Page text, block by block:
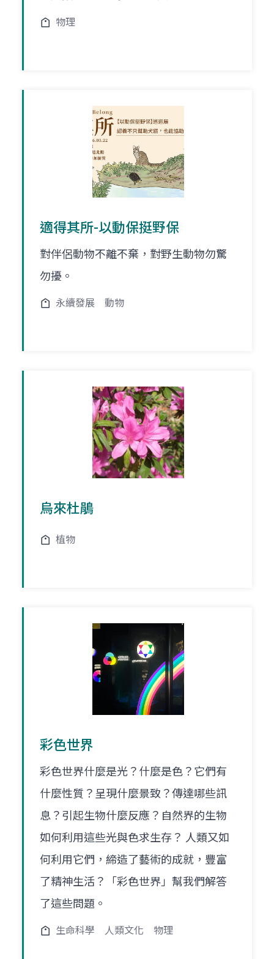
物理
適得其所-以動保挺野保
對伴侶動物不離不棄，對野生動物勿驚
勿擾。
永續發展 動物
烏來杜鵑
植物
彩色世界
彩色世界什麼是光？什麼是色？它們有
什麼性質？呈現什麼景致？傳達哪些訊
息？引起生物什麼反應？自然界的生物
如何利用這些光與色求生存？ 人類又如
何利用它們，締造了藝術的成就，豐富
了精神生活？「彩色世界」幫我們解答
了這些問題。
生命科學 人類文化 物理